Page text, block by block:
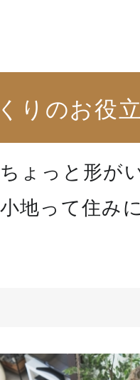
りのお役
ちょっと形が
地って住み